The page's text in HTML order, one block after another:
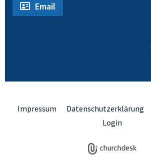
Email
Impressum Datenschutzerklärung
Login